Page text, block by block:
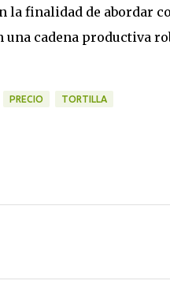
la finalidad de abordar
una cadena productiva
PRECIO TORTILLA